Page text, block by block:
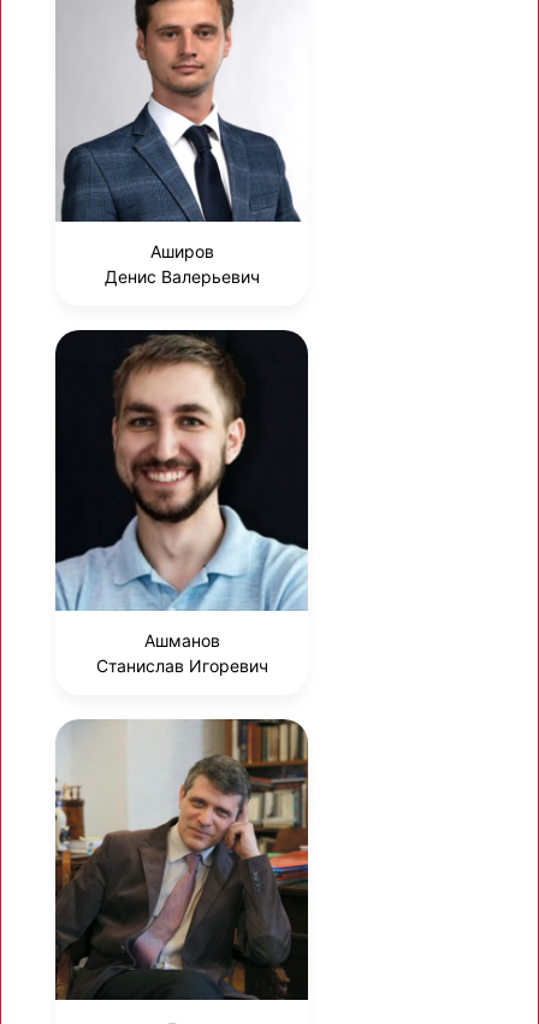
Аширов
Денис Валерьевич
Ашманов
Станислав Игоревич